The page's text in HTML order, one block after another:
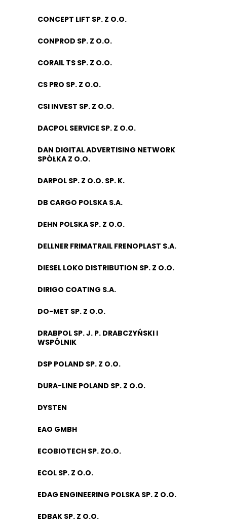
CONCEPT LIFT SP. Z O.O.
CONPROD SP. Z O.O.
CORAIL TS SP. Z O.O.
CS PRO SP. Z O.O.
CSI INVEST SP. Z O.O.
DACPOL SERVICE SP. Z O.O.
DAN DIGITAL ADVERTISING NETWORK
SPÓŁKA Z O.O.
DARPOL SP. Z O.O. SP. K.
DB CARGO POLSKA S.A.
DEHN POLSKA SP. Z O.O.
DELLNER FRIMATRAIL FRENOPLAST S.A.
DIESEL LOKO DISTRIBUTION SP. Z O.O.
DIRIGO COATING S.A.
DO-MET SP. Z O.O.
DRABPOL SP. J. P. DRABCZYŃSKI I
WSPÓLNIK
DSP POLAND SP. Z O.O.
DURA-LINE POLAND SP. Z O.O.
DYSTEN
EAO GMBH
ECOBIOTECH SP. ZO.O.
ECOL SP. Z O.O.
EDAG ENGINEERING POLSKA SP. Z O.O.
EDBAK SP. Z O.O.